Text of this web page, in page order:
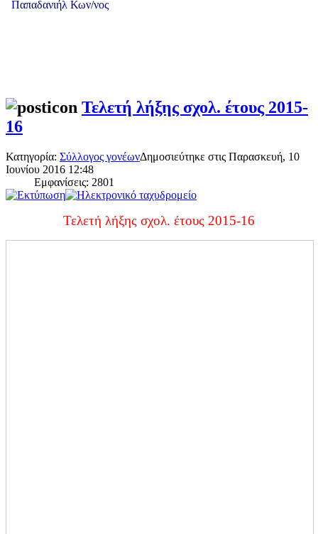
Παπαδανιήλ Κων/νος
Τελετή λήξης σχολ. έτους 2015-
16
Κατηγορία: Σύλλογος γονέωνΔημοσιεύτηκε στις Παρασκευή, 10
Ιουνίου 2016 12:48
Εμφανίσεις: 2801
Τελετή λήξης σχολ. έτους 2015-16